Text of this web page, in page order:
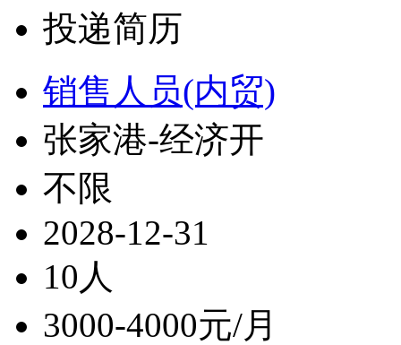
投递简历
销售人员(内贸)
张家港-经济开
不限
2028-12-31
10人
3000-4000元/月